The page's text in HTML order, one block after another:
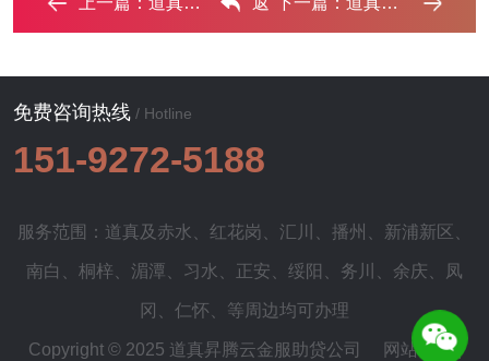
免费咨询热线 / Hotline
151-9272-5188
服务范围：道真及 赤水 红花岗 汇川 播州 新浦新区
南白 桐梓 湄潭 习水 正安 绥阳 务川 余庆 凤
冈 仁怀 、等周边均可办理
Copyright © 2025 道真昇腾云金服助贷公司 网站地图|